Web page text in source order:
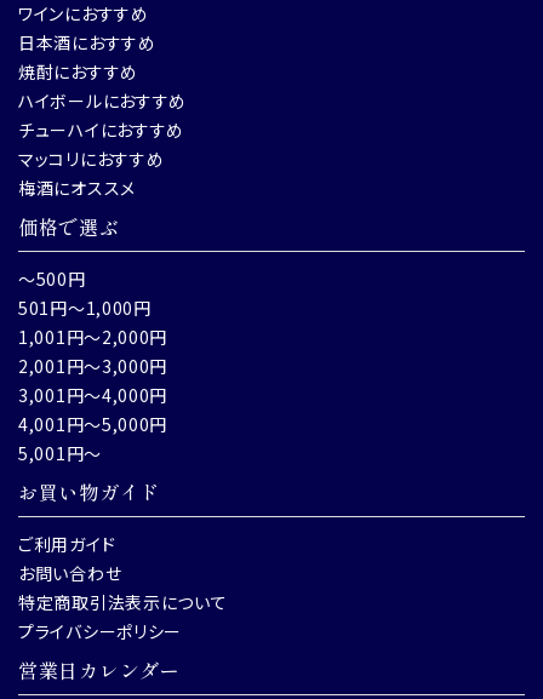
ワインにおすすめ
日本酒におすすめ
焼酎におすすめ
ハイボールにおすすめ
チューハイにおすすめ
マッコリにおすすめ
梅酒にオススメ
価格で選ぶ
～500円
501円～1,000円
1,001円～2,000円
2,001円～3,000円
3,001円～4,000円
4,001円～5,000円
5,001円～
お買い物ガイド
ご利用ガイド
お問い合わせ
特定商取引法表示について
プライバシーポリシー
営業日カレンダー